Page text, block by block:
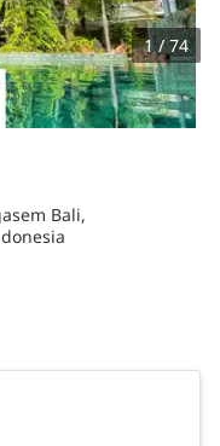
1 / 74
Bali,